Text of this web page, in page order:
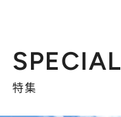
SPECIAL
特集